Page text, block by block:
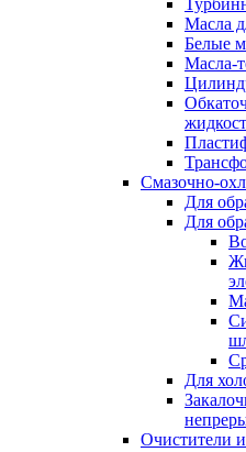
Масла
Белые
Масла-
Смазочно-
Для
Для
Для
Очистители